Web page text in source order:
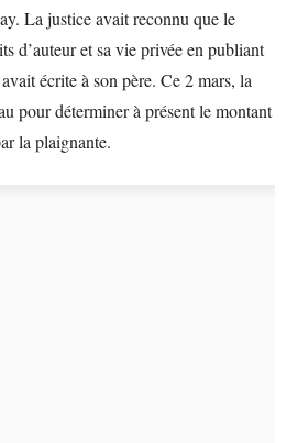
La justice avait reconnu que le
d’auteur et sa vie privée en publiant
écrite à son père. Ce 2 mars, la
pour déterminer à présent le montant
la plaignante.